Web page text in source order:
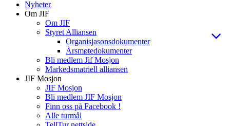
Nyheter
Om JIF
Om JIF
Styret Alliansen
Organisjasonsdokumenter
Årsmøtedokumenter
Bli medlem Jif Mosjon
Markedsmatriell alliansen
JIF Mosjon
JIF Mosjon
Bli medlem JIF Mosjon
Finn oss på Facebook !
Alle turmål